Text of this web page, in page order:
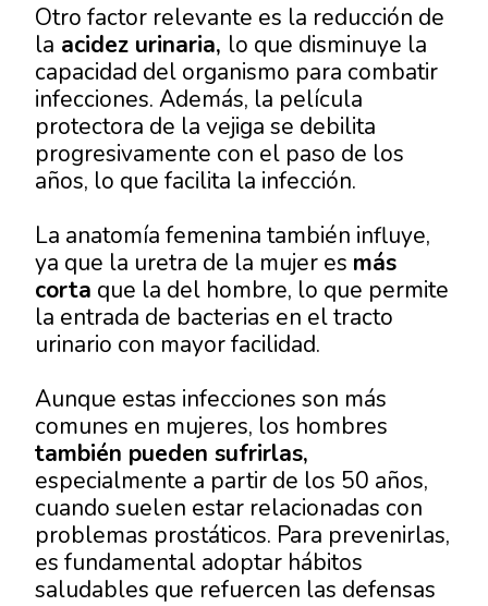
Otro factor relevante es la reducción de
la acidez urinaria, lo que disminuye la
capacidad del organismo para combatir
infecciones. Además, la película
protectora de la vejiga se debilita
progresivamente con el paso de los
años, lo que facilita la infección.
La anatomía femenina también influye,
ya que la uretra de la mujer es más
corta que la del hombre, lo que permite
la entrada de bacterias en el tracto
urinario con mayor facilidad.
Aunque estas infecciones son más
comunes en mujeres, los hombres
también pueden sufrirlas,
especialmente a partir de los 50 años,
cuando suelen estar relacionadas con
problemas prostáticos. Para prevenirlas,
es fundamental adoptar hábitos
saludables que refuercen las defensas